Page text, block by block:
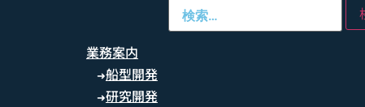
業務案内
➜船型開発
➜研究開発